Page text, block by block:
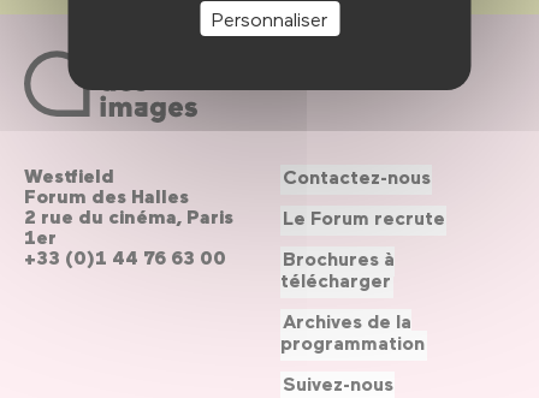
Personnaliser
Westfield
Forum des Halles
2 rue du cinéma, Paris
1er
+33 (0)1 44 76 63 00
Contactez-nous
Le Forum recrute
Brochures à
télécharger
Archives de la
programmation
Suivez-nous